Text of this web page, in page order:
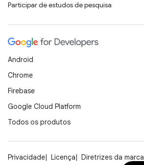
Participar de estudos de pesquisa
Android
Chrome
Firebase
Google Cloud Platform
Todos os produtos
Privacidade Licença Diretrizes da marca